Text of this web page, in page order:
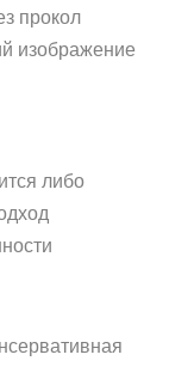
прокол
изображение
либо